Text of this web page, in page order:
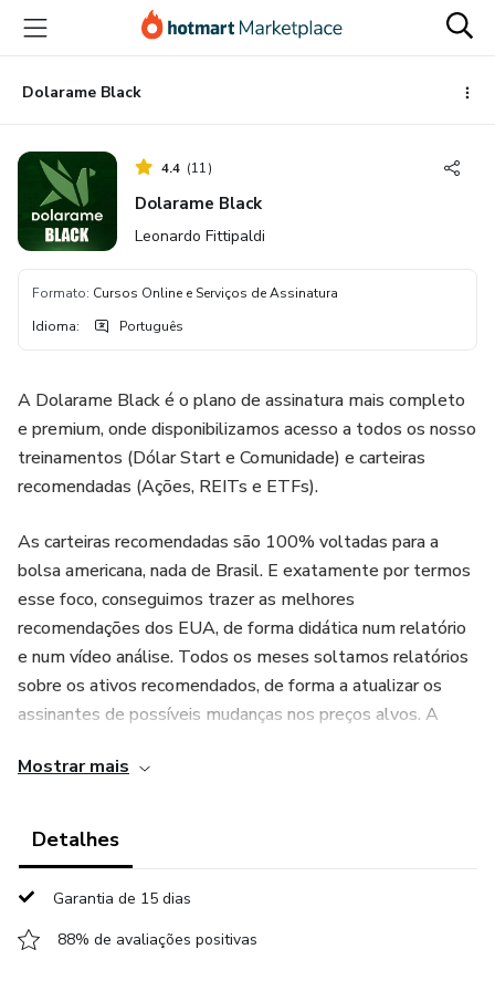
para
conteúdo
principal
para
pagamento
para
rodapé
Dolarame Black
4.4 (11)
Dolarame Black
Leonardo Fittipaldi
Formato: Cursos Online e Serviços de Assinatura
Idioma: Português
A Dolarame Black é o plano de assinatura mais completo
e premium, onde disponibilizamos acesso a todos os nosso
treinamentos (Dólar Start e Comunidade) e carteiras
recomendadas (Ações, REITs e ETFs).
As carteiras recomendadas são 100% voltadas para a
bolsa americana, nada de Brasil. E exatamente por termos
esse foco, conseguimos trazer as melhores
recomendações dos EUA, de forma didática num relatório
e num vídeo análise. Todos os meses soltamos relatórios
sobre os ativos recomendados, de forma a atualizar os
assinantes de possíveis mudanças nos preços alvos. A
resumo do último resultado da empresa, e no que isso
melhores ativos da bolsa americana sem peso na
dedicados estudando e acompanhamento diariamente.
Mostrar mais
Detalhes
Garantia de 15 dias
88% de avaliações positivas